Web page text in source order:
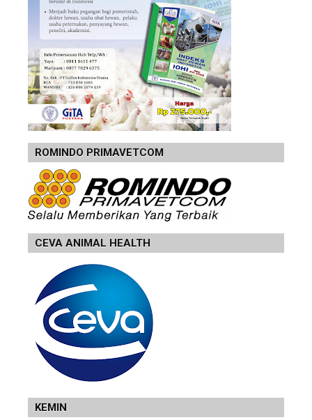
ROMINDO PRIMAVETCOM
CEVA ANIMAL HEALTH
KEMIN